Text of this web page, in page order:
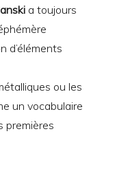
a toujours
d’éléments
ou les
un vocabulaire
premières